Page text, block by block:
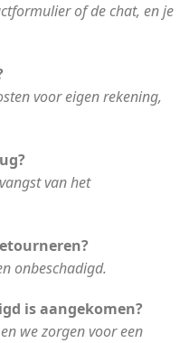
of de chat, en je
voor eigen rekening,
van het
onbeschadigd.
is aangekomen?
we zorgen voor een